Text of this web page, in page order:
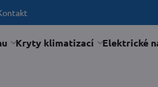
Kryty klimatizací Elektrické